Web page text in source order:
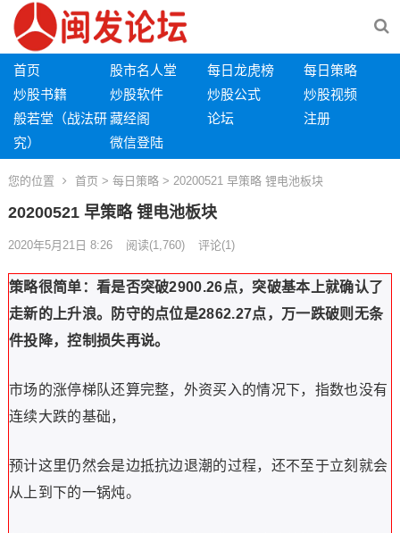
首页 股市名人堂 每日龙虎榜
每日策略
炒股书籍
炒股软件 炒股公式
炒股视频
般若堂（战法研
究）
藏经阁 论坛
注册
微信登陆
您的位置 首页 > 每日策略 > 20200521 早策略 锂电池板块
20200521 早策略 锂电池板块
2020年5月21日 8:26 阅读(1,760) 评论(1)
策略很简单： 看是否突破2900.26点，突破基本上就确认了
走新的上升浪。防守的点位是2862.27点，万一跌破则无条
件投降，控制损失再说。
市场的涨停梯队还算完整，外资买入的情况下，指数也没有
连续大跌的基础，
预计这里仍然会是边抵抗边退潮的过程，还不至于立刻就会
从上到下的一锅炖。